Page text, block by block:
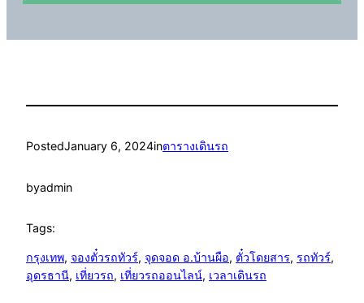
PostedJanuary 6, 2024inตารางเดินรถ
byadmin
Tags:
กรุงเทพ, จองตั๋วรถทัวร์, จุดจอด อ.บ้านผือ, ตั๋วโดยสาร, รถทัวร์
อุดรธานี, เที่ยวรถ, เที่ยวรถออนไลน์, เวลาเดินรถ